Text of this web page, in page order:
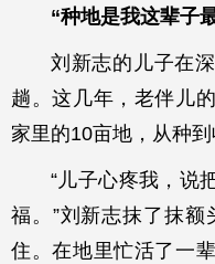
“种地是我这辈子
刘新志的儿子在
趟。这几年，老伴儿
家里的10亩地，从种
“儿子心疼我，说
福。”刘新志抹了抹额
住。在地里忙活了一